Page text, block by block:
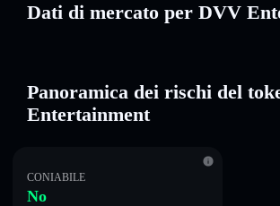
Dati di mercato per DVV
Panoramica dei rischi del
Entertainment
CONIABILE
No